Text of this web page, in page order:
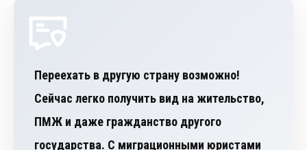
Переехать в другую страну возможно!
Сейчас легко получить вид на жительство,
ПМЖ и даже гражданство другого
государства. С миграционными юристами